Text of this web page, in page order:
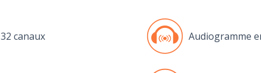
32 canaux Audiogramme